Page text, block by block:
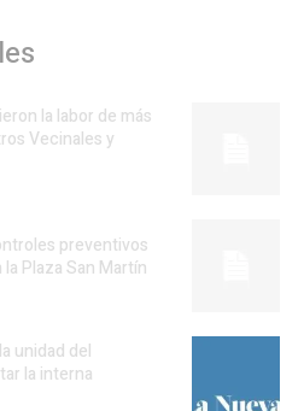
la labor de más
Vecinales y
preventivos
Plaza San Martín
unidad del
la interna